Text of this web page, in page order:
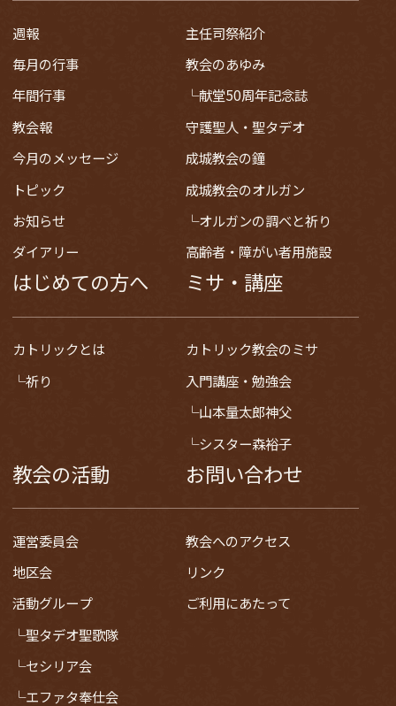
週報
毎月の行事
年間行事
教会報
今月のメッセージ
トピック
お知らせ
ダイアリー
主任司祭紹介
教会のあゆみ
献堂50周年記念誌
守護聖人・聖タデオ
成城教会の鐘
成城教会のオルガン
オルガンの調べと祈り
高齢者・障がい者用施設
はじめての方へ
カトリックとは
祈り
ミサ・講座
カトリック教会のミサ
入門講座・勉強会
山本量太郎神父
シスター森裕子
教会の活動
運営委員会
地区会
活動グループ
聖タデオ聖歌隊
セシリア会
エファタ奉仕会
お問い合わせ
教会へのアクセス
リンク
ご利用にあたって